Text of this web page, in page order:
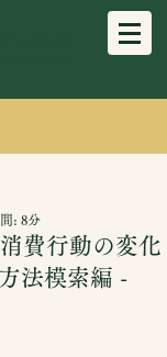
費行動の変化
法模索編 -
: 8分